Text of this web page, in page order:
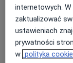
wymiarów
Ocena
ważnych
internetowych.
zaktualizować
ustawieniach
prywatności
w polityka